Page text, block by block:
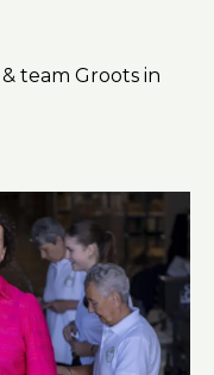
team Groots in